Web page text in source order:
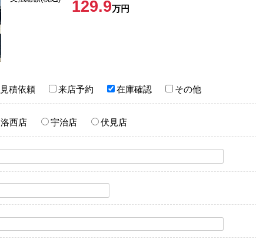
129.9万円
見積依頼 来店予約 在庫確認 その他
洛西店 宇治店 伏見店